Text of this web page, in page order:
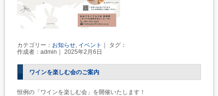
カテゴリー： お知らせ, イベント
｜ タグ：
作成者：admin｜ 2025年2月6日
ワインを楽しむ会のご案内
恒例の「ワインを楽しむ会」を開催いたします！